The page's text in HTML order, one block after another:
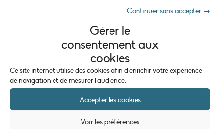
Gérer le
consentement aux
cookies
Ce site internet utilise des cookies afin d'enrichir votre expérience
de navigation et de mesurer l'audience.
Accepter les cookies
Continuer sans accepter →
Voir les préférences
INFORMATIONS LÉGALES
Mentions légales
Politique de cookies (UE)